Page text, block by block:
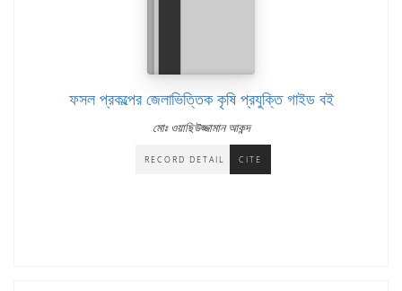
ফসল প্রকল্পের জেলাভিত্তিক কৃষি প্রযুক্তি গাইড বই
মোঃ ওয়াছিউজ্জামান আকন্দ
RECORD DETAIL CITE